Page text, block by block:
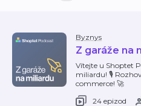
Byznys
Z garáže na
Vítejte u Shoptet
miliardu! 🎙️
commerce! 🚀
24 epizod